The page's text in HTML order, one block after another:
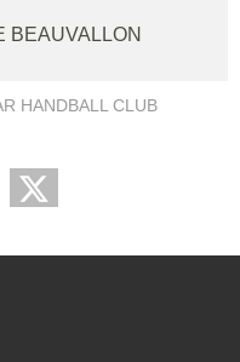
BEAUVALLON
HANDBALL CLUB